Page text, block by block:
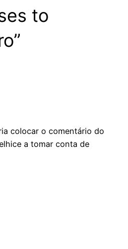
to
colocar o comentário do
a tomar conta de